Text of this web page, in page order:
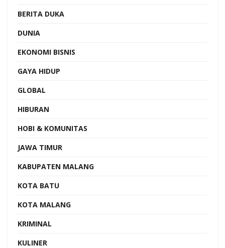
BERITA DUKA
DUNIA
EKONOMI BISNIS
GAYA HIDUP
GLOBAL
HIBURAN
HOBI & KOMUNITAS
JAWA TIMUR
KABUPATEN MALANG
KOTA BATU
KOTA MALANG
KRIMINAL
KULINER